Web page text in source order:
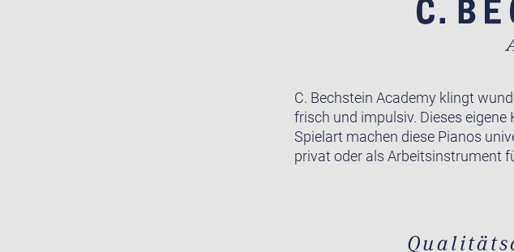
C. Bechstein Academy klingt
frisch und impulsiv. Dieses
Spielart machen diese Pianos
privat oder als Arbeitsinstrument